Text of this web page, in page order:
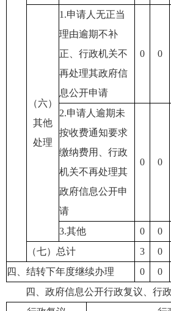
（六）
其他
处理
1.申请人无正当
理由逾期不补
正、行政机关不
再处理其政府信
息公开申请
0 0
2.申请人逾期未
按收费通知要求
缴纳费用、行政
机关不再处理其
政府信息公开申
请
0 0
3.其他 0 0
（七）总计
3 0
四、结转下年度继续办理
0 0
四、政府信息公开行政复议、行